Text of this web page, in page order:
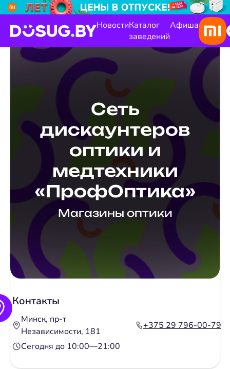
НовостиКаталог
заведений
Афиша
Сеть
дискаунтеров
оптики и
медтехники
«ПрофОптика»
Магазины оптики
Контакты
Минск, пр-т
Независимости, 181
+375 29 796-00-79
Сегодня до 10:00—21:00